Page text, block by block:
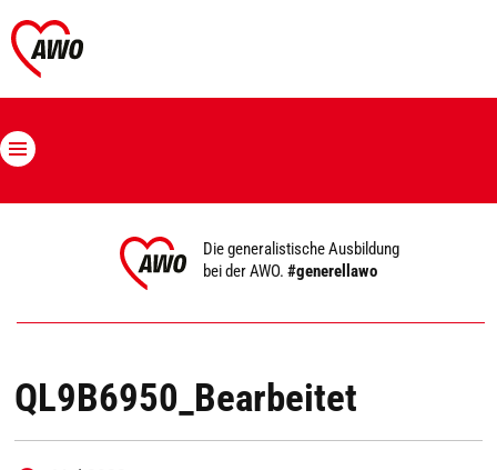
Die generalistische Ausbildung
bei der AWO.#generellawo
QL9B6950_Bearbeitet